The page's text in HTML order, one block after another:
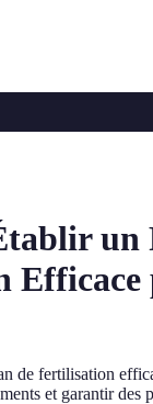
un
Efficace
de fertilisation
et garantir des